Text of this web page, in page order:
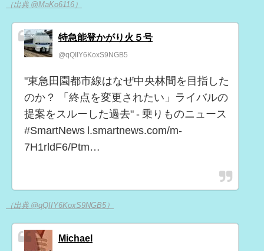
（出典 @MaKo6116）
特急能登かがり火５号
@qQIIY6KoxS9NGB5
"東急田園都市線はなぜ中央林間を目指した
のか？ 「終点を変更されたい」ライバルの
提案をスルーした過去" - 乗りものニュース
#SmartNews l.smartnews.com/m-
7H1rldF6/Ptm…
（出典 @qQIIY6KoxS9NGB5）
Michael